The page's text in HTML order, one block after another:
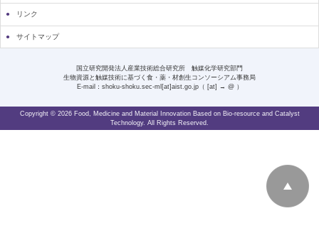
リンク
サイトマップ
国立研究開発法人産業技術総合研究所 触媒化学研究部門
生物資源と触媒技術に基づく食・薬・材創生コンソーシアム事務局
E-mail：shoku-shoku.sec-ml[at]aist.go.jp（ [at] → @ ）
Copyright © 2026 Food, Medicine and Material Innovation Based on Bio-resource and Catalyst
Technology. All Rights Reserved.